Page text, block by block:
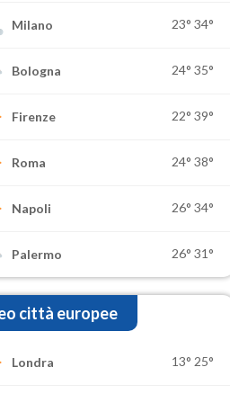
Milano 23° 34°
Bologna 24° 35°
Firenze 22° 39°
Roma 24° 38°
Napoli 26° 34°
Palermo 26° 31°
città europee
Londra 13° 25°